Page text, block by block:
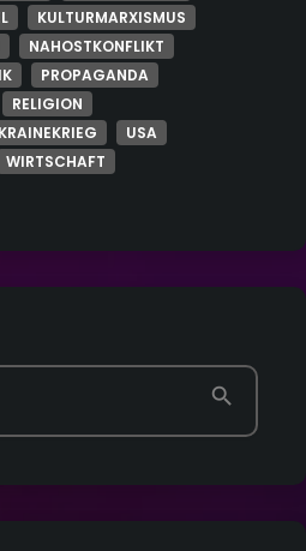
KULTURMARXISMUS
NAHOSTKONFLIKT
PROPAGANDA
RELIGION
USA
WIRTSCHAFT
search